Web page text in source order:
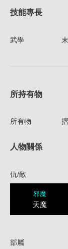
技能專長
武學
所持有物
所有物
人物關係
仇/敵
邪魔
天魔
部屬